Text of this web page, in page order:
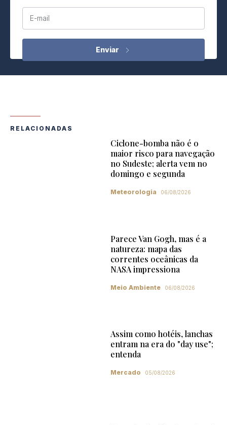
E-mail
RELACIONADAS
Ciclone-bomba não é o
maior risco para navegação
no Sudeste; alerta vem no
domingo e segunda
Meteorologia 06/08/2026
Parece Van Gogh, mas é a
natureza: mapa das
correntes oceânicas da
NASA impressiona
Meio Ambiente 06/08/2026
Assim como hotéis, lanchas
entram na era do "day use";
entenda
Mercado 05/08/2026